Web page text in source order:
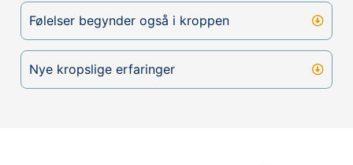
Følelser begynder også i kroppen
Nye kropslige erfaringer